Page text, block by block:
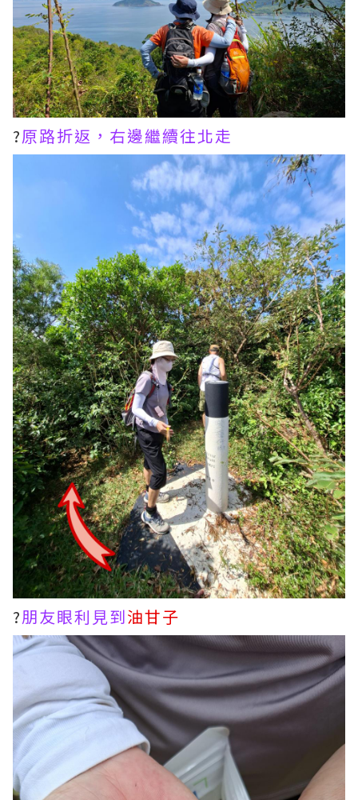
?原路折返，右邊繼續往北走
?朋友眼利見到油甘子